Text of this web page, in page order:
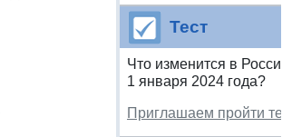
Тест
Что изменится в России
1 января 2024 года?
Приглашаем пройти